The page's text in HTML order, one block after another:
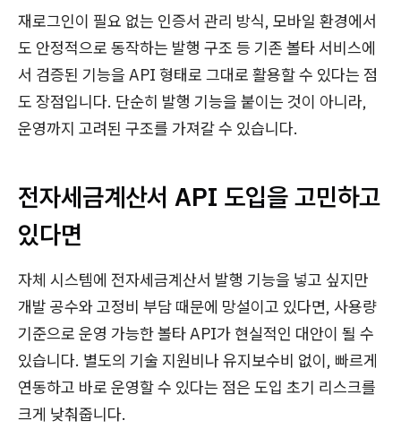
재로그인이 필요 없는 인증서 관리 방식, 모바일 환경에서
도 안정적으로 동작하는 발행 구조 등 기존 볼타 서비스에
서 검증된 기능을 API 형태로 그대로 활용할 수 있다는 점
도 장점입니다. 단순히 발행 기능을 붙이는 것이 아니라,
운영까지 고려된 구조를 가져갈 수 있습니다.
전자세금계산서 API 도입을 고민하고
있다면
자체 시스템에 전자세금계산서 발행 기능을 넣고 싶지만
개발 공수와 고정비 부담 때문에 망설이고 있다면, 사용량
기준으로 운영 가능한 볼타 API가 현실적인 대안이 될 수
있습니다. 별도의 기술 지원비나 유지보수비 없이, 빠르게
연동하고 바로 운영할 수 있다는 점은 도입 초기 리스크를
크게 낮춰줍니다.